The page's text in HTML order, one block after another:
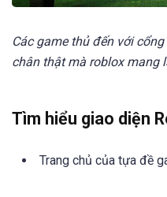
Các game thủ đến với
chân thật mà roblox mang
Tìm hiểu giao diện
Trang chủ của tựa đề